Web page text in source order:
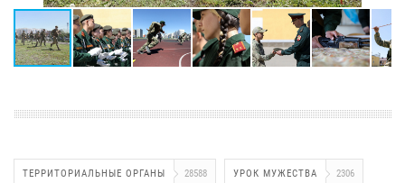
ТЕРРИТОРИАЛЬНЫЕ ОРГАНЫ 28588 УРОК МУЖЕСТВА 2306